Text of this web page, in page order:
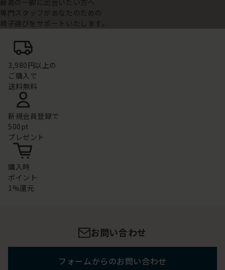
最高の一脚に出会いたい方へ
専門スタッフがあなたのための
椅子選びをサポートいたします。
3,980円以上の
ご購入で
送料無料
新規会員登録で
500pt
プレゼント
購入時
ポイント
1%還元
お問い合わせ
フォームからのお問い合わせ